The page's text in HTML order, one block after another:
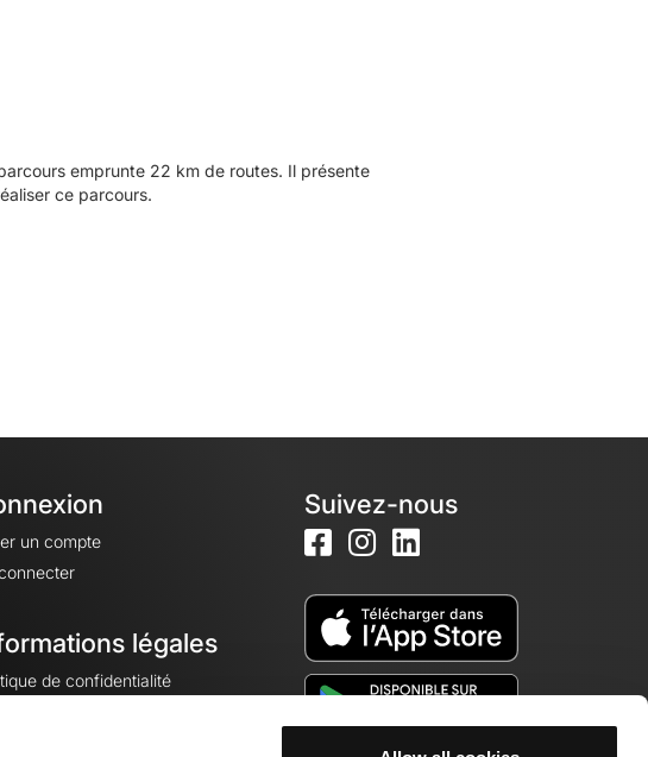
emprunte 22 km de routes. Il présente
ce parcours.
un compte
légales
de confidentialité
Suivez-nous